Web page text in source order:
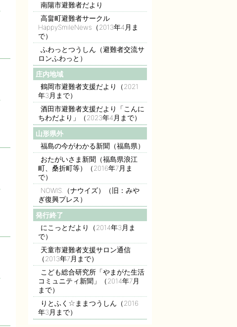
南陽市避難者だより
高畠町避難者サークル
HappySmileNews（2013年4月ま
で）
ふわっとつうしん（避難者交流サ
ロンふわっと）
庄内地域
鶴岡市避難者支援だより（2021
年3月まで）
酒田市避難者支援だより「こんに
ちわだより」（2023年4月まで）
山形県外
福島の今がわかる新聞（福島県）
おたがいさま新聞（福島県浪江
町、桑折町等）（2016年7月ま
で）
NOWIS.（ナウイズ）（旧：みや
ぎ復興プレス）
発行終了
にこっとだより（2014年3月ま
で）
天童市避難者支援サロン通信
（2013年7月まで）
こども総合研究所「やまがた生活
コミュニティ新聞」（2014年7月
まで）
りとふく☆ままつうしん（2016
年3月まで）